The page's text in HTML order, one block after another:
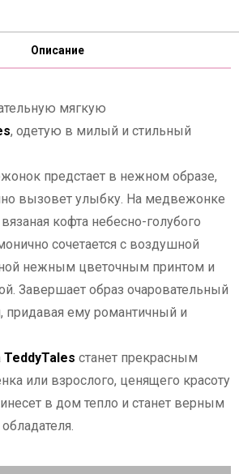
Описание
мягкую
, одетую в милый и стильный
предстает в нежном образе,
вызовет улыбку. На медвежонке
кофта небесно-голубого
сочетается с воздушной
нежным цветочным принтом и
Завершает образ очаровательный
придавая ему романтичный и
TeddyTales станет прекрасным
или взрослого, ценящего красоту
в дом тепло и станет верным